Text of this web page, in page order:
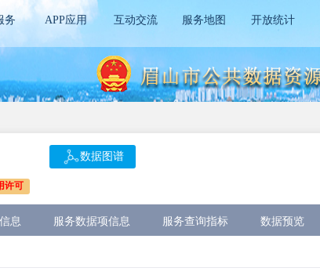
务 APP应用 互动交流 服务地图 开放统计
许可
数据图谱
息 服务数据项信息 服务查询指标 数据预览